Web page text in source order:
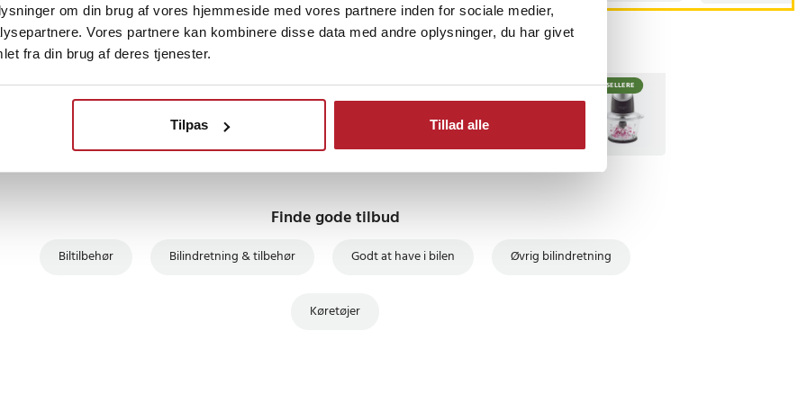
om din brug af vores hjemmeside med vores partnere inden for sociale medier,
Vores partnere kan kombinere disse data med andre oplysninger, du har givet
fra din brug af deres tjenester.
Tilpas Tillad alle
gennem bilens lydsystem,
multimedieoplevelse. Ultra
displayet til appens
opløsning, mens Overheat
mod overophedning.
GAVEIDÉ BESTSELLERE BESTSELLERE BESTSELLERE
Finde gode tilbud
Biltilbehør Bilindretning & tilbehør Godt at have i bilen Øvrig bilindretning
Køretøjer